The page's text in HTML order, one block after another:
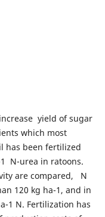
yield of sugar
which most
has been fertilized
N-urea in ratoons.
are compared, N
120 kg ha-1, and in
1 N. Fertilization has